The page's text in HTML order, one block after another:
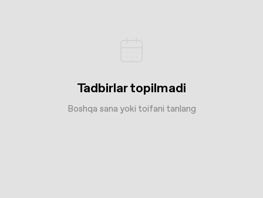
Tadbirlar topilmadi
Boshqa sana yoki toifani tanlang